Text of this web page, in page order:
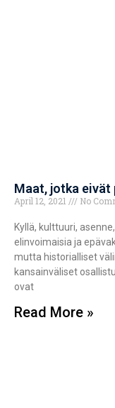
Maat, jotka
April 12, 2021 No
Kyllä, kulttuuri,
elinvoimaisia ja
mutta historialliset
kansainväliset
ovat
Read More »